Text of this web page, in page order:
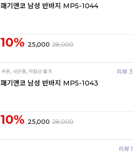
패기앤코 남성 반바지 MP5-1044
10% 25,000 28,000
리뷰 3
패기앤코 남성 반바지 MP5-1043
10% 25,000 28,000
리뷰 1